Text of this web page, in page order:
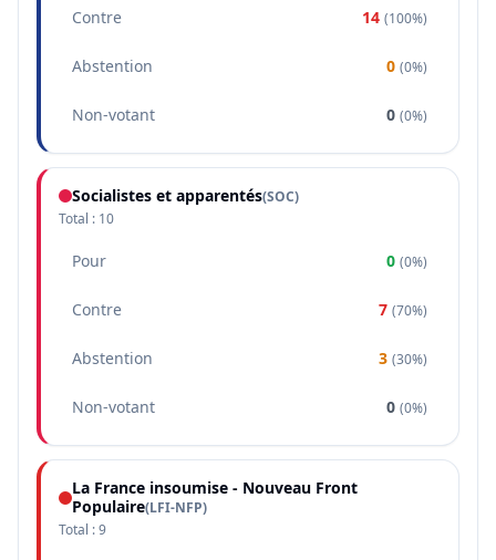
Contre 14 (100%)
Abstention 0 (0%)
Non-votant 0 (0%)
Socialistes et apparentés(SOC)
Total : 10
Pour 0 (0%)
Contre 7 (70%)
Abstention 3 (30%)
Non-votant 0 (0%)
La France insoumise - Nouveau Front
Populaire(LFI-NFP)
Total :9